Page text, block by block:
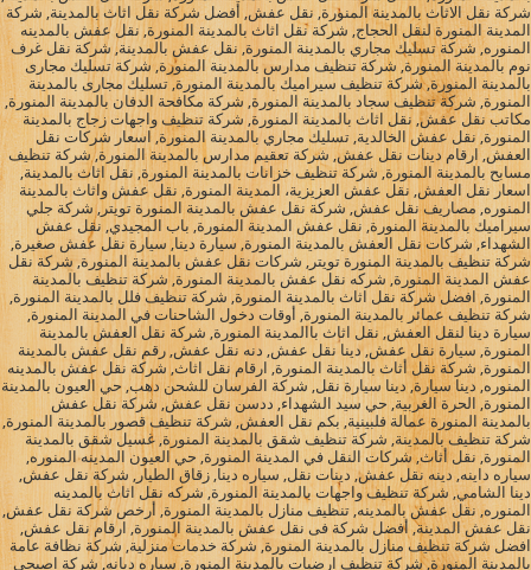
شركة نقل الاثاث بالمدينة المنورة, نقل عفش, أفضل شركة نقل اثاث بالمدينة, شركة
المدينة المنورة لنقل الحجاج, شركة نقل اثاث بالمدينة المنورة, نقل عفش بالمدينه
المنوره, شركة تسليك مجاري بالمدينة المنورة, نقل عفش بالمدينة, شركة نقل غرف
نوم بالمدينة المنورة, شركة تنظيف مدارس بالمدينة المنورة, شركة تسليك مجارى
بالمدينة المنورة, شركة تنظيف سيراميك بالمدينة المنورة, تسليك مجارى بالمدينة
المنورة, شركة تنظيف سجاد بالمدينة المنورة, شركة مكافحة الدفان بالمدينة المنورة,
مكاتب نقل عفش, نقل اثاث بالمدينة المنورة, شركة تنظيف واجهات زجاج بالمدينة
المنورة, نقل عفش الخالدية, تسليك مجاري بالمدينة المنورة, اسعار شركات نقل
العفش, ارقام دينات نقل عفش, شركة تعقيم مدارس بالمدينة المنورة, شركة تنظيف
مسابح بالمدينة المنورة, شركة تنظيف خزانات بالمدينة المنورة, نقل اثاث بالمدينة,
اسعار نقل العفش, نقل عفش العزيزية، المدينة المنورة, نقل عفش واثاث بالمدينة
المنوره, مصاريف نقل عفش, شركة نقل عفش بالمدينة المنورة تويتر, شركة جلي
سيراميك بالمدينة المنورة, نقل عفش المدينة المنورة, باب المجيدي, نقل عفش
الشهداء, شركات نقل العفش بالمدينة المنورة, سيارة دينا, سيارة نقل عفش صغيرة,
شركة تنظيف بالمدينة المنورة تويتر, شركات نقل عفش بالمدينة المنورة, شركة نقل
عفش المدينة المنورة, شركه نقل عفش بالمدينة المنورة, شركة تنظيف بالمدينة
المنورة, افضل شركة نقل اثاث بالمدينة المنورة, شركة تنظيف فلل بالمدينة المنورة,
شركة تنظيف عمائر بالمدينة المنورة, أوقات دخول الشاحنات في المدينة المنورة,
سيارة دينا لنقل العفش, نقل اثاث باالمدينة المنورة, شركة نقل العفش بالمدينة
المنورة, سيارة نقل عفش, دينا نقل عفش, دنه نقل عفش, رقم نقل عفش بالمدينة
المنورة, شركة نقل أثاث بالمدينة المنورة, ارقام نقل اثاث, شركة نقل عفش بالمدينه
المنوره, دينا سيارة, دينا سيارة نقل, شركة الفرسان للشحن دهب, حي العيون بالمدينة
المنورة, الحرة الغربية, حي سيد الشهداء, ددسن نقل عفش, شركة نقل عفش
بالمدينة المنورة عمالة فلبينية, بكم نقل العفش, شركة تنظيف قصور بالمدينة المنورة,
شركة تنظيف بالمدينة, شركة تنظيف شقق بالمدينة المنورة, غسيل شقق بالمدينة
المنورة, نقل أثاث, شركات النقل في المدينة المنورة, حي العيون المدينه المنوره,
سياره داينه, دينه نقل عفش, دينات نقل, سياره دينا, زقاق الطيار, شركة نقل عفش,
دينا الشامي, شركة تنظيف واجهات بالمدينة المنورة, شركه نقل اثاث بالمدينه
المنوره, نقل عفش بالمدينه, تنظيف منازل بالمدينة المنورة, أرخص شركة نقل عفش,
نقل عفش المدينة, أفضل شركة فى نقل عفش بالمدينة المنورة, ارقام نقل عفش,
افضل شركة تنظيف منازل بالمدينة المنورة, شركة خدمات منزلية, شركة نظافة عامة
بالمدينة المنورة, شركة تنظيف ارضيات بالمدينة المنورة, سياره ديانه, شركة اصبحي